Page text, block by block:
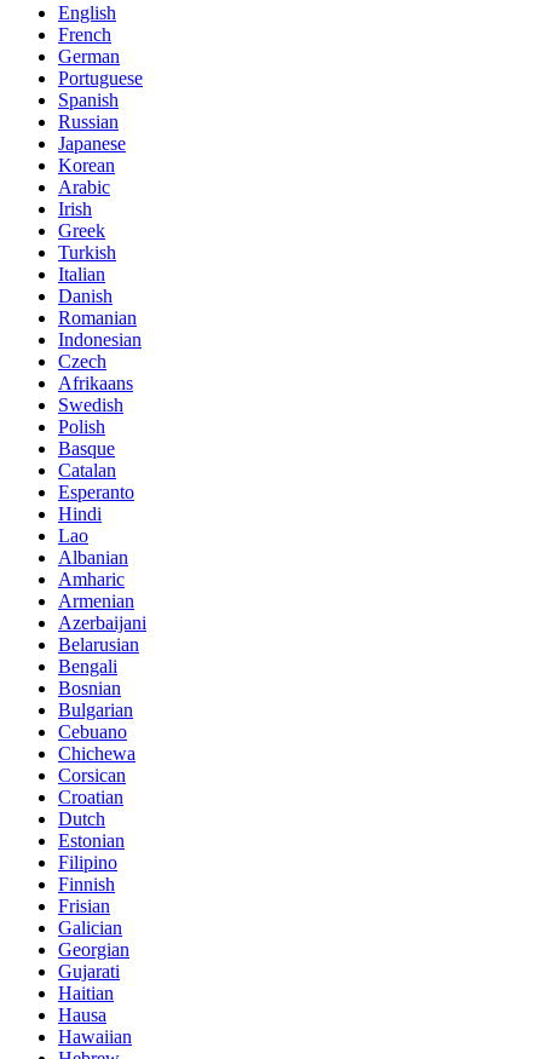
English
French
German
Portuguese
Spanish
Russian
Japanese
Korean
Arabic
Irish
Greek
Turkish
Italian
Danish
Romanian
Indonesian
Czech
Afrikaans
Swedish
Polish
Basque
Catalan
Esperanto
Hindi
Lao
Albanian
Amharic
Armenian
Azerbaijani
Belarusian
Bengali
Bosnian
Bulgarian
Cebuano
Chichewa
Corsican
Croatian
Dutch
Estonian
Filipino
Finnish
Frisian
Galician
Georgian
Gujarati
Haitian
Hausa
Hawaiian